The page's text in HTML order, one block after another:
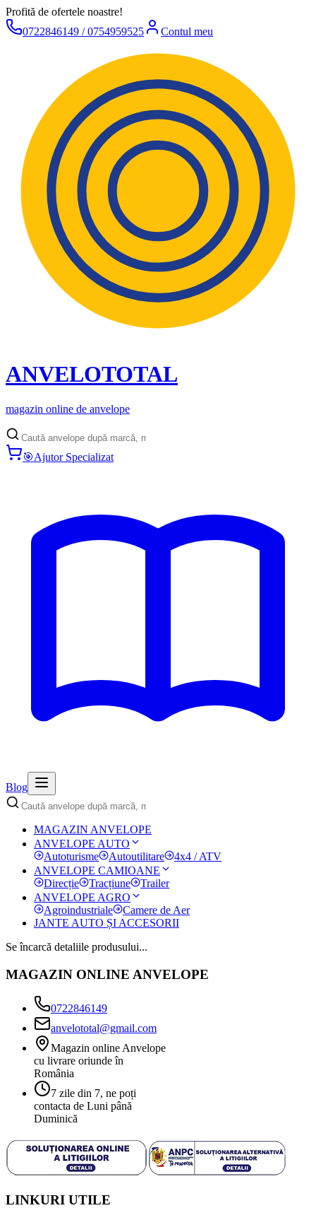
Profită de ofertele noastre!
0722846149 / 0754959525
Contul meu
ANVELOTOTAL
magazin online de anvelope
🎯Ajutor Specializat
Blog
MAGAZIN ANVELOPE
ANVELOPE AUTO
Autoturisme
Autoutilitare
4x4 / ATV
ANVELOPE CAMIOANE
Direcție
Tracțiune
Trailer
ANVELOPE AGRO
Agroindustriale
Camere de Aer
JANTE AUTO ȘI ACCESORII
Se încarcă detaliile produsului...
MAGAZIN ONLINE ANVELOPE
0722846149
anvelototal@gmail.com
Magazin online Anvelope
cu livrare oriunde în
România
7 zile din 7, ne poți
contacta de Luni până
Duminică
LINKURI UTILE